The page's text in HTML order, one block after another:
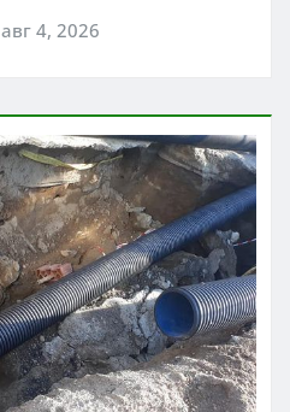
авг 4, 2026